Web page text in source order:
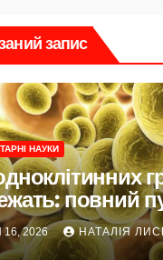
запис
НАУКИ
повний
і
2026 НАТАЛІЯ